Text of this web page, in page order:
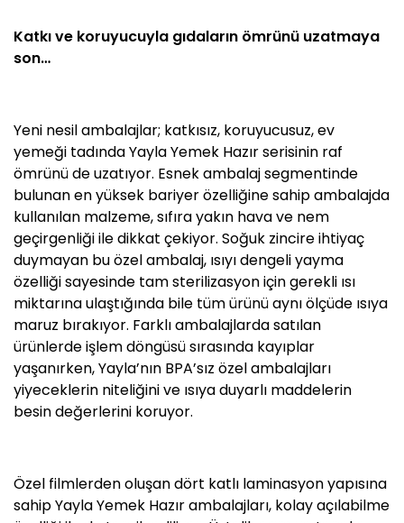
Katkı ve koruyucuyla gıdaların ömrünü uzatmaya
son…
Yeni nesil ambalajlar; katkısız, koruyucusuz, ev
yemeği tadında Yayla Yemek Hazır serisinin raf
ömrünü de uzatıyor. Esnek ambalaj segmentinde
bulunan en yüksek bariyer özelliğine sahip ambalajda
kullanılan malzeme, sıfıra yakın hava ve nem
geçirgenliği ile dikkat çekiyor. Soğuk zincire ihtiyaç
duymayan bu özel ambalaj, ısıyı dengeli yayma
özelliği sayesinde tam sterilizasyon için gerekli ısı
miktarına ulaştığında bile tüm ürünü aynı ölçüde ısıya
maruz bırakıyor. Farklı ambalajlarda satılan
ürünlerde işlem döngüsü sırasında kayıplar
yaşanırken, Yayla’nın BPA’sız özel ambalajları
yiyeceklerin niteliğini ve ısıya duyarlı maddelerin
besin değerlerini koruyor.
Özel filmlerden oluşan dört katlı laminasyon yapısına
sahip Yayla Yemek Hazır ambalajları, kolay açılabilme